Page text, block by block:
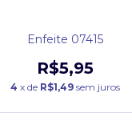
Enfeite 07415
R$5,95
4 x de R$1,49 sem juros